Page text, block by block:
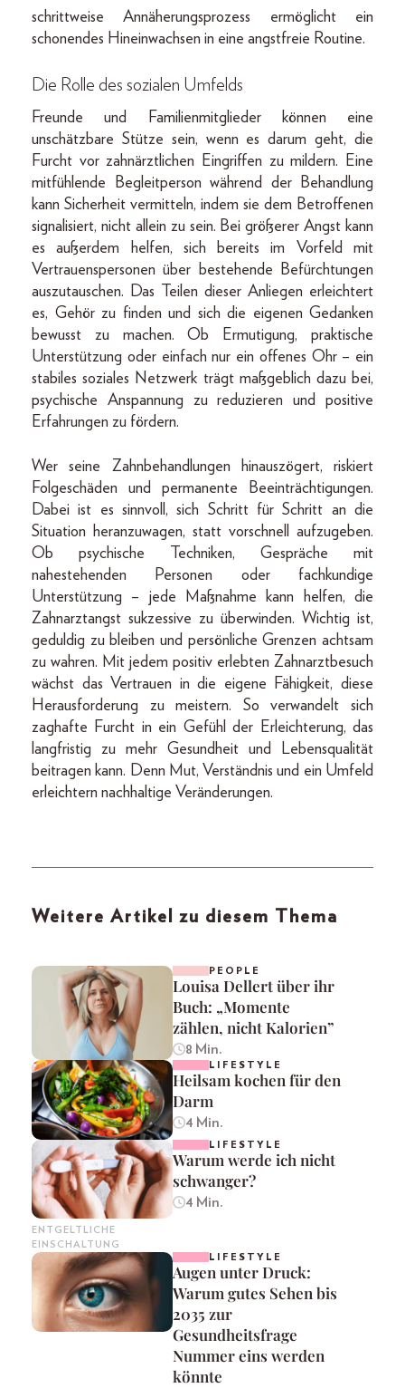
schrittweise Annäherungsprozess ermöglicht ein
schonendes Hineinwachsen in eine angstfreie Routine.
Die Rolle des sozialen Umfelds
Freunde und Familienmitglieder können eine
unschätzbare Stütze sein, wenn es darum geht, die
Furcht vor zahnärztlichen Eingriffen zu mildern. Eine
mitfühlende Begleitperson während der Behandlung
kann Sicherheit vermitteln, indem sie dem Betroffenen
signalisiert, nicht allein zu sein. Bei größerer Angst kann
es außerdem helfen, sich bereits im Vorfeld mit
Vertrauenspersonen über bestehende Befürchtungen
auszutauschen. Das Teilen dieser Anliegen erleichtert
es, Gehör zu finden und sich die eigenen Gedanken
bewusst zu machen. Ob Ermutigung, praktische
Unterstützung oder einfach nur ein offenes Ohr – ein
stabiles soziales Netzwerk trägt maßgeblich dazu bei,
psychische Anspannung zu reduzieren und positive
Erfahrungen zu fördern.
Wer seine Zahnbehandlungen hinauszögert, riskiert
Folgeschäden und permanente Beeinträchtigungen.
Dabei ist es sinnvoll, sich Schritt für Schritt an die
Situation heranzuwagen, statt vorschnell aufzugeben.
Ob psychische Techniken, Gespräche mit
nahestehenden Personen oder fachkundige
Unterstützung – jede Maßnahme kann helfen, die
Zahnarztangst sukzessive zu überwinden. Wichtig ist,
geduldig zu bleiben und persönliche Grenzen achtsam
zu wahren. Mit jedem positiv erlebten Zahnarztbesuch
wächst das Vertrauen in die eigene Fähigkeit, diese
Herausforderung zu meistern. So verwandelt sich
zaghafte Furcht in ein Gefühl der Erleichterung, das
langfristig zu mehr Gesundheit und Lebensqualität
beitragen kann. Denn Mut, Verständnis und ein Umfeld
erleichtern nachhaltige Veränderungen.
Weitere Artikel zu diesem Thema
PEOPLE
Louisa Dellert über ihr
Buch: „Momente
zählen, nicht Kalorien”
8 Min.
LIFESTYLE
Heilsam kochen für den
Darm
4 Min.
ENTGELTLICHE
EINSCHALTUNG
LIFESTYLE
Warum werde ich nicht
schwanger?
4 Min.
LIFESTYLE
Augen unter Druck:
Warum gutes Sehen bis
2035 zur
Gesundheitsfrage
Nummer eins werden
könnte